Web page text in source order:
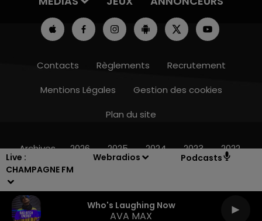
Live :
CHAMPAGNE FM
Webradios Podcasts
Who's Laughing Now
AVA MAX
7h00 - 12h00
Contacts Règlements
Recrutement
Mentions Légales
Gestion des cookies
Plan du site
Archives 2026 2025 2024 2023 2022